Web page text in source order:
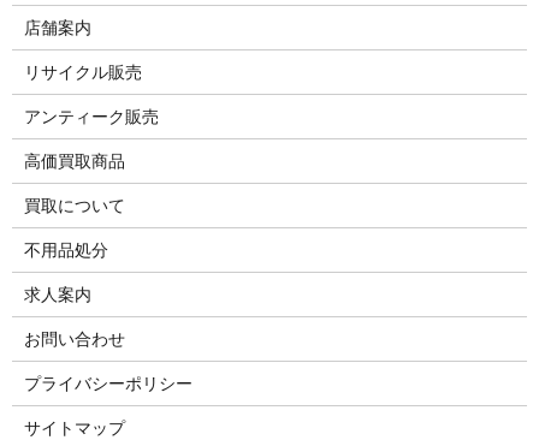
店舗案内
リサイクル販売
アンティーク販売
高価買取商品
買取について
不用品処分
求人案内
お問い合わせ
プライバシーポリシー
サイトマップ